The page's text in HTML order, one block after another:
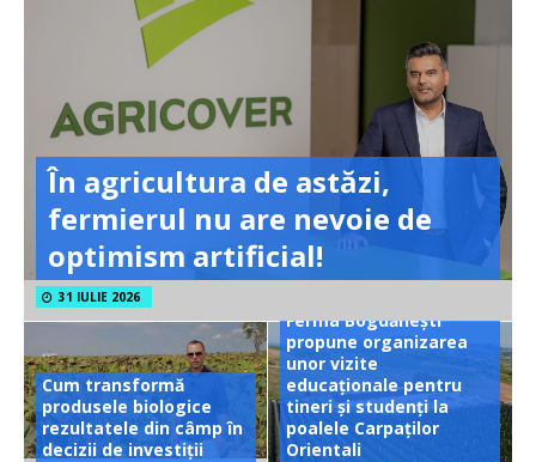
În agricultura de astăzi,
fermierul nu are nevoie de
optimism artificial!
31 IULIE 2026
Cum transformă
produsele biologice
rezultatele din câmp în
decizii de investiții
Ferma Bogdănești
propune organizarea
unor vizite
educaționale pentru
tineri și studenți la
poalele Carpaților
Orientali